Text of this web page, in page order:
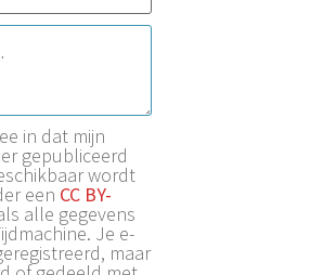
in dat mijn
gepubliceerd
wordt
een CC BY-
alle gegevens
Je e-
maar